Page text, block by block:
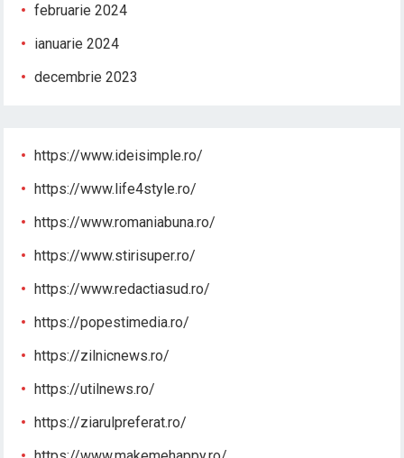
februarie 2024
ianuarie 2024
decembrie 2023
https://www.ideisimple.ro/
https://www.life4style.ro/
https://www.romaniabuna.ro/
https://www.stirisuper.ro/
https://www.redactiasud.ro/
https://popestimedia.ro/
https://zilnicnews.ro/
https://utilnews.ro/
https://ziarulpreferat.ro/